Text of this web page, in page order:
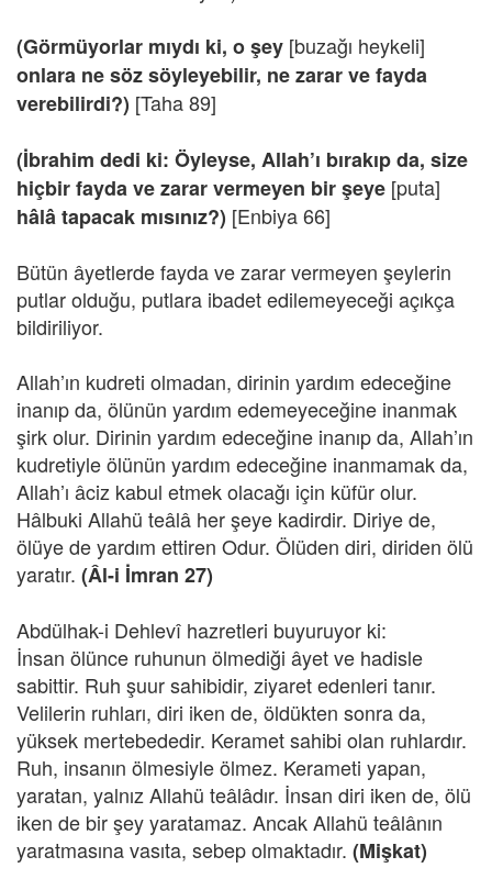
(Görmüyorlar mıydı ki, o şey [buzağı heykeli]
onlara ne söz söyleyebilir, ne zarar ve fayda
verebilirdi?) [Taha 89]
(İbrahim dedi ki: Öyleyse, Allah’ı bırakıp da, size
hiçbir fayda ve zarar vermeyen bir şeye [puta]
hâlâ tapacak mısınız?) [Enbiya 66]
Bütün âyetlerde fayda ve zarar vermeyen şeylerin
putlar olduğu, putlara ibadet edilemeyeceği açıkça
bildiriliyor.
Allah’ın kudreti olmadan, dirinin yardım edeceğine
inanıp da, ölünün yardım edemeyeceğine inanmak
şirk olur. Dirinin yardım edeceğine inanıp da, Allah’ın
kudretiyle ölünün yardım edeceğine inanmamak da,
Allah’ı âciz kabul etmek olacağı için küfür olur.
Hâlbuki Allahü teâlâ her şeye kadirdir. Diriye de,
ölüye de yardım ettiren Odur. Ölüden diri, diriden ölü
yaratır. (Âl-i İmran 27)
Abdülhak-i Dehlevî hazretleri buyuruyor ki:
İnsan ölünce ruhunun ölmediği âyet ve hadisle
sabittir. Ruh şuur sahibidir, ziyaret edenleri tanır.
Velilerin ruhları, diri iken de, öldükten sonra da,
yüksek mertebededir. Keramet sahibi olan ruhlardır.
Ruh, insanın ölmesiyle ölmez. Kerameti yapan,
yaratan, yalnız Allahü teâlâdır. İnsan diri iken de, ölü
iken de bir şey yaratamaz. Ancak Allahü teâlânın
yaratmasına vasıta, sebep olmaktadır. (Mişkat)